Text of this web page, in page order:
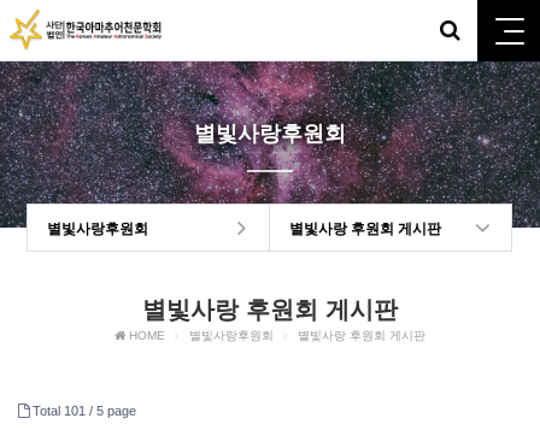
별빛사랑후원회
별빛사랑후원회 별빛사랑 후원회 게시판
별빛사랑 후원회 게시판
HOME 별빛사랑후원회 별빛사랑 후원회 게시판
Total 101 / 5 page